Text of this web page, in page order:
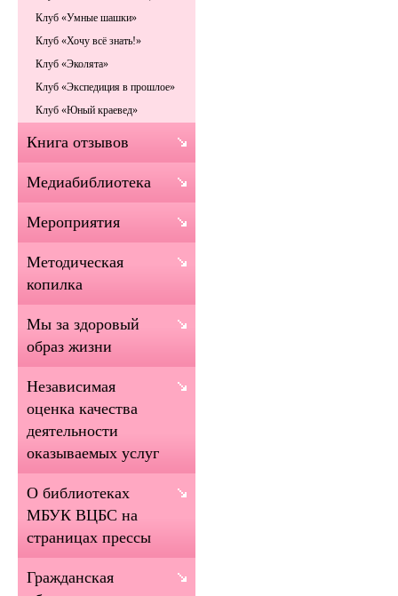
Клуб «Умные шашки»
Клуб «Хочу всё знать!»
Клуб «Эколята»
Клуб «Экспедиция в прошлое»
Клуб «Юный краевед»
Книга отзывов
Медиабиблиотека
Мероприятия
Методическая
копилка
Мы за здоровый
образ жизни
Независимая
оценка качества
деятельности
оказываемых услуг
О библиотеках
МБУК ВЦБС на
страницах прессы
Гражданская